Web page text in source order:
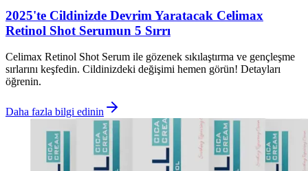
2025'te Cildinizde Devrim Yaratacak Celimax
Retinol Shot Serumun 5 Sırrı
Celimax Retinol Shot Serum ile gözenek sıkılaştırma ve gençleşme
sırlarını keşfedin. Cildinizdeki değişimi hemen görün! Detayları
öğrenin.
Daha fazla bilgi edinin